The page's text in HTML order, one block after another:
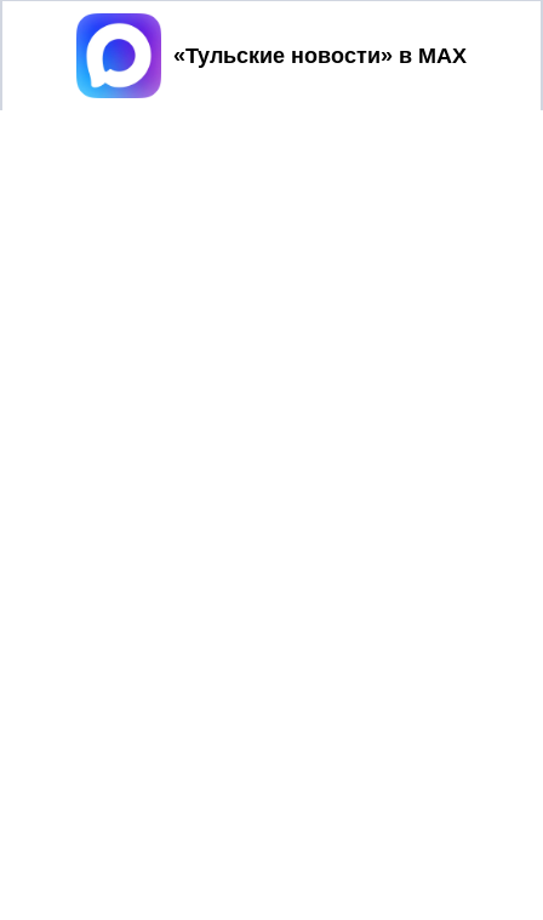
Принять